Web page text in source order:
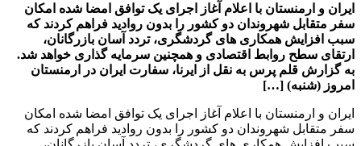
ایران و ارمنستان با اعلام آغاز اجرای یک توافق امضا شده امکان
سفر متقابل شهروندان دو کشور را بدون روادید فراهم کردند که
سبب افزایش همکاری های گردشگری، تردد آسان بازرگانان،
ارتقای سطح روابط اقتصادی و همچنین سرمایه گذاری خواهد شد.
به گزارش قلم پرس به نقل از ایرنا، سفارت ایران در ارمنستان
امروز (شنبه) […]
ایران و ارمنستان با اعلام آغاز اجرای یک توافق امضا شده امکان
سفر متقابل شهروندان دو کشور را بدون روادید فراهم کردند که